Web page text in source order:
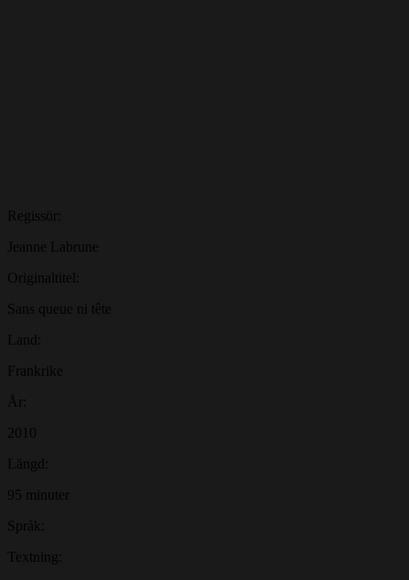
Regissör:
Jeanne Labrune
Originaltitel:
Sans queue ni tête
Land:
Frankrike
År:
2010
Längd:
95 minuter
Språk:
Textning: